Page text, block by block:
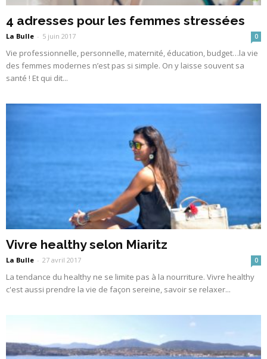
4 adresses pour les femmes stressées
La Bulle - 5 juin 2017 0
Vie professionnelle, personnelle, maternité, éducation, budget…la vie
des femmes modernes n’est pas si simple. On y laisse souvent sa
santé ! Et qui dit...
Vivre healthy selon Miaritz
La Bulle - 27 avril 2017 0
La tendance du healthy ne se limite pas à la nourriture. Vivre healthy
c'est aussi prendre la vie de façon sereine, savoir se relaxer...